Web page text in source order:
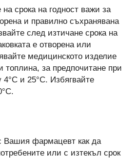
срока на годност важи за
и правилно съхранявана
след изтичане срока на
е отворена или
медицинското изделие
топлина, за предпочитане при
и 25°C. Избягвайте
Вашия фармацевт как да
или с изтекъл срок